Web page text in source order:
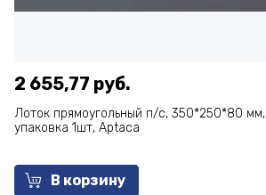
2 655,77 руб.
Лоток прямоугольный п/с, 350*250*80 мм,
упаковка 1шт, Aptaca
В корзину